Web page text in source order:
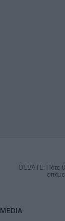
DEBATE: Πότε
MEDIA